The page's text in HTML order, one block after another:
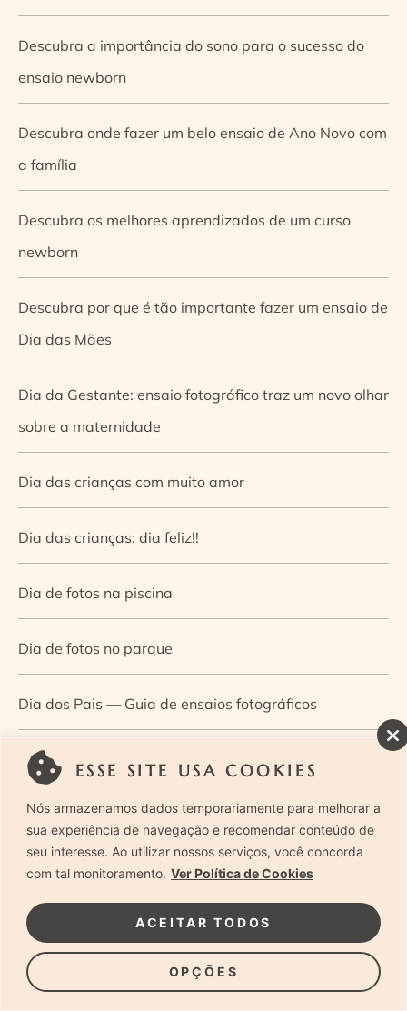
ESSE SITE USA COOKIES
Nós armazenamos dados temporariamente para melhorar a
sua experiência de navegação e recomendar conteúdo de
seu interesse. Ao utilizar nossos serviços, você concorda
com tal monitoramento. Ver Política de Cookies
OPÇÕES
ACEITAR TODOS
Descubra a importância do sono para o sucesso do
ensaio newborn
Descubra onde fazer um belo ensaio de Ano Novo com
a família
Descubra os melhores aprendizados de um curso
newborn
Descubra por que é tão importante fazer um ensaio de
Dia das Mães
Dia da Gestante: ensaio fotográfico traz um novo olhar
sobre a maternidade
Dia das crianças com muito amor
Dia das crianças: dia feliz!!
Dia de fotos na piscina
Dia de fotos no parque
Dia dos Pais — Guia de ensaios fotográficos
Dia Mundial da Infância: como a fotografia ajuda a
construir a memória e a identidade da criança
Diário de uma grávida e sua pequena
Dica de especialista: como otimizar o fluxo de trabalho
no ensaio newborn?
Dica de especialista: qual o melhor guia de poses para